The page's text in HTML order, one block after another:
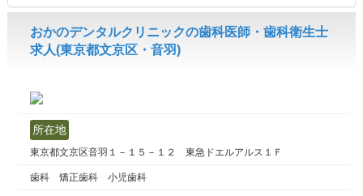
おかのデンタルクリニックの歯科医師・歯科衛生士
求人(東京都文京区・音羽)
所在地
東京都文京区音羽１－１５－１２ 東急ドエルアルス１Ｆ
歯科 矯正歯科 小児歯科